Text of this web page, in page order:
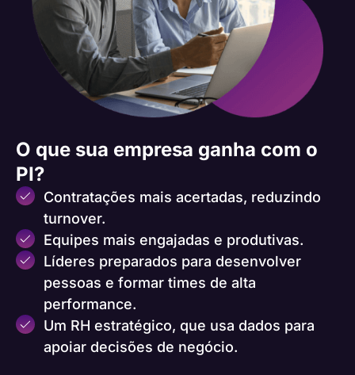
O que sua empresa ganha com o
PI?
Contratações mais acertadas, reduzindo
turnover.
Equipes mais engajadas e produtivas.
Líderes preparados para desenvolver
pessoas e formar times de alta
performance.
Um RH estratégico, que usa dados para
apoiar decisões de negócio.